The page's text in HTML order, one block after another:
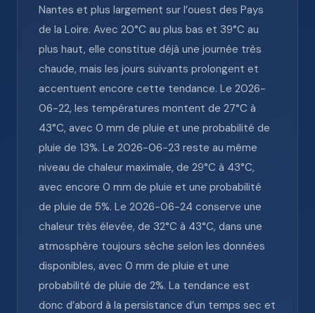
Nantes et plus largement sur l’ouest des Pays
de la Loire. Avec 20°C au plus bas et 39°C au
plus haut, elle constitue déjà une journée très
chaude, mais les jours suivants prolongent et
accentuent encore cette tendance. Le 2026-
06-22, les températures montent de 27°C à
43°C, avec 0 mm de pluie et une probabilité de
pluie de 13%. Le 2026-06-23 reste au même
niveau de chaleur maximale, de 29°C à 43°C,
avec encore 0 mm de pluie et une probabilité
de pluie de 5%. Le 2026-06-24 conserve une
chaleur très élevée, de 32°C à 43°C, dans une
atmosphère toujours sèche selon les données
disponibles, avec 0 mm de pluie et une
probabilité de pluie de 2%. La tendance est
donc d’abord à la persistance d’un temps sec et